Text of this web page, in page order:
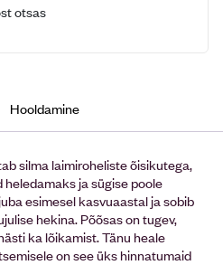
otsas
Hooldamine
silma laimiroheliste õisikutega,
ja sügise poole
esimesel kasvuaastal ja sobib
hekina. Põõsas on tugev,
ka lõikamist. Tänu heale
on see üks hinnatumaid